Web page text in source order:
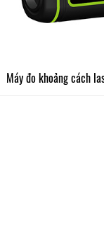
Máy đo khoảng cách